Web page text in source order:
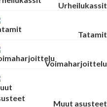
Urheilukassit
Tatamit
Voimaharjoittelu
Muut asusteet